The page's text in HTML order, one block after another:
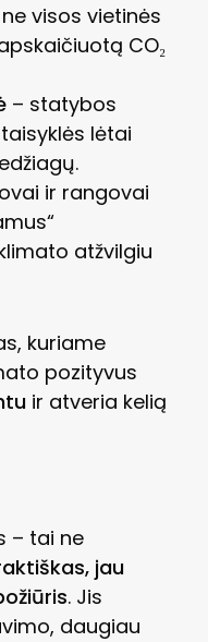
visos vietinės
CO₂
– statybos
lėtai
ir rangovai
atžvilgiu
kuriame
pozityvus
ir atveria kelią
– tai ne
jau
. Jis
daugiau